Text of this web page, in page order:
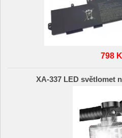
798
XA-337 LED světlomet